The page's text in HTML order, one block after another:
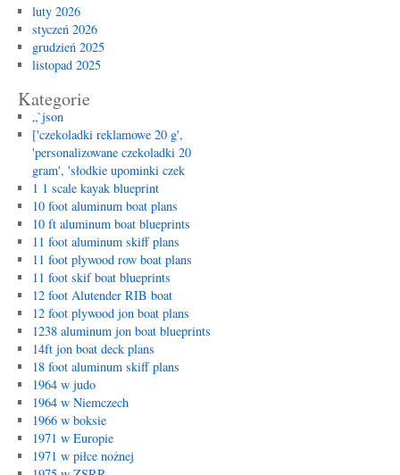
luty 2026
styczeń 2026
grudzień 2025
listopad 2025
Kategorie
„`json
['czekoladki reklamowe 20 g',
'personalizowane czekoladki 20
gram', 'słodkie upominki czek
1 1 scale kayak blueprint
10 foot aluminum boat plans
10 ft aluminum boat blueprints
11 foot aluminum skiff plans
11 foot plywood row boat plans
11 foot skif boat blueprints
12 foot Alutender RIB boat
12 foot plywood jon boat plans
1238 aluminum jon boat blueprints
14ft jon boat deck plans
18 foot aluminum skiff plans
1964 w judo
1964 w Niemczech
1966 w boksie
1971 w Europie
1971 w piłce nożnej